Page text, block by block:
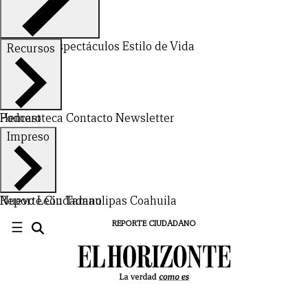
DeportesEspectáculos Estilo de Vida
Recursos
Hemeroteca Contacto Newsletter
Podcast
Impreso
Nuevo LeónTamaulipas Coahuila
Reporte Ciudadano
☰ REPORTE CIUDADANO